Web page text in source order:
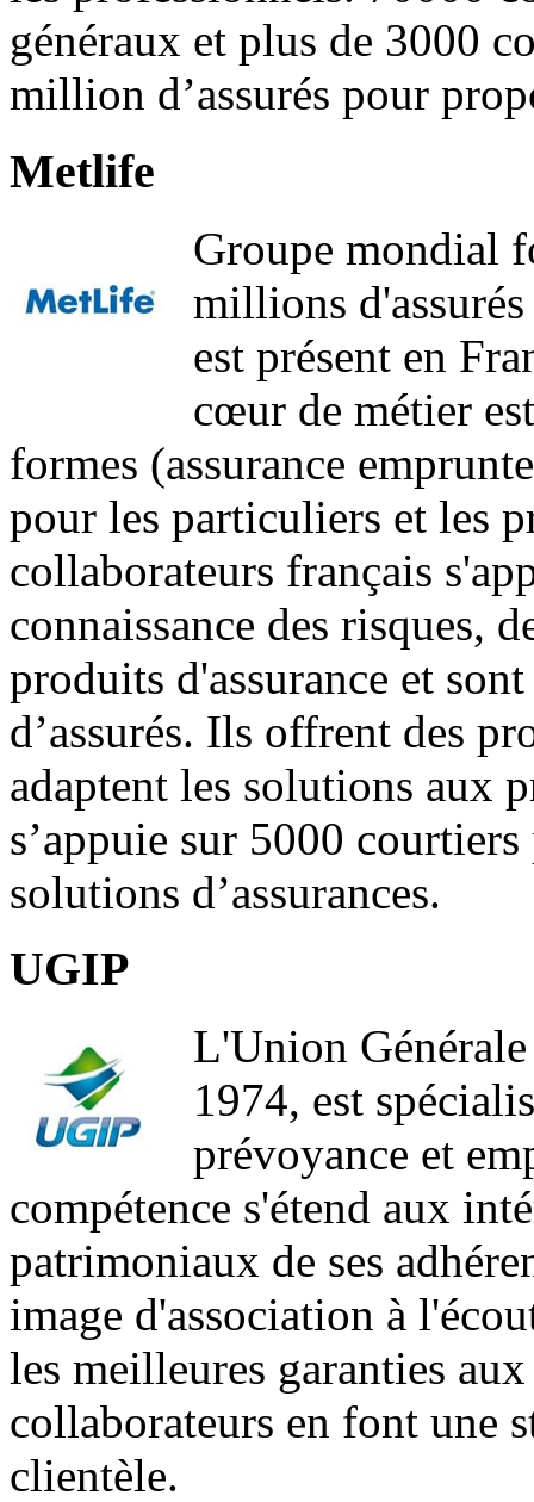
généraux et plus de 3000
million d’assurés pour
Metlife
Groupe mondial
millions
est présent en
cœur de métier
formes (assurance
pour les particuliers et les
collaborateurs français
connaissance des risques,
produits d'assurance et
d’assurés. Ils offrent des
adaptent les solutions aux
s’appuie sur 5000
solutions d’assurances.
UGIP
L'Union
1974, est
prévoyance et
compétence s'étend aux
patrimoniaux de ses
image d'association à
les meilleures garanties
collaborateurs en font une
clientèle.